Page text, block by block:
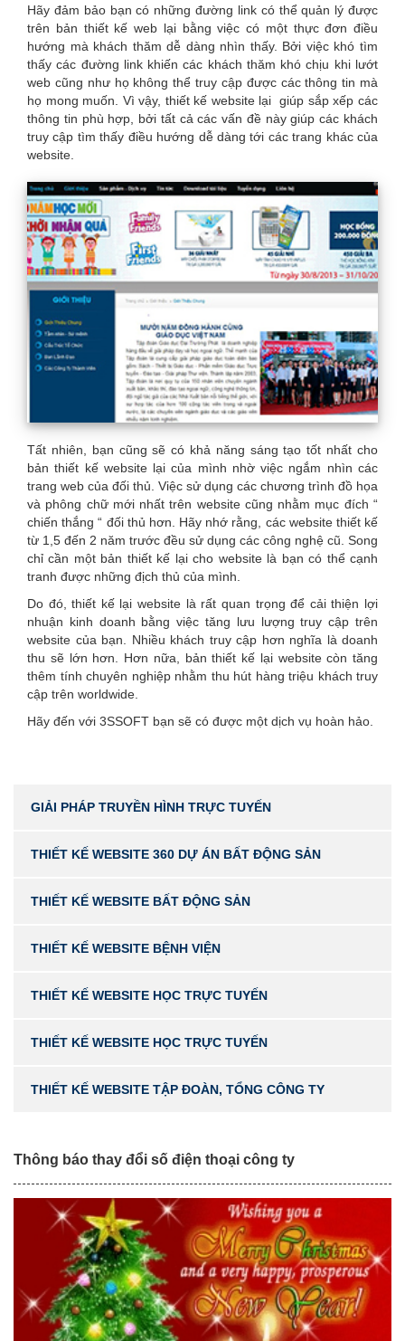
Hãy đảm bảo bạn có những đường link có thể quản lý được
trên bản thiết kế web lại bằng việc có một thực đơn điều
hướng mà khách thăm dễ dàng nhìn thấy. Bởi việc khó tìm
thấy các đường link khiến các khách thăm khó chịu khi lướt
web cũng như họ không thể truy cập được các thông tin mà
họ mong muốn. Vì vậy, thiết kế website lại giúp sắp xếp các
thông tin phù hợp, bởi tất cả các vấn đề này giúp các khách
truy cập tìm thấy điều hướng dễ dàng tới các trang khác của
website.
Tất nhiên, bạn cũng sẽ có khả năng sáng tạo tốt nhất cho
bản thiết kế website lại của mình nhờ việc ngắm nhìn các
trang web của đối thủ. Việc sử dụng các chương trình đồ họa
và phông chữ mới nhất trên website cũng nhằm mục đích “
chiến thắng “ đối thủ hơn. Hãy nhớ rằng, các website thiết kế
từ 1,5 đến 2 năm trước đều sử dụng các công nghệ cũ. Song
chỉ cần một bản thiết kế lại cho website là bạn có thể cạnh
tranh được những địch thủ của mình.
Do đó, thiết kế lại website là rất quan trọng để cải thiện lợi
nhuận kinh doanh bằng việc tăng lưu lượng truy cập trên
website của bạn. Nhiều khách truy cập hơn nghĩa là doanh
thu sẽ lớn hơn. Hơn nữa, bản thiết kế lại website còn tăng
thêm tính chuyên nghiệp nhằm thu hút hàng triệu khách truy
cập trên worldwide.
Hãy đến với 3SSOFT bạn sẽ có được một dịch vụ hoàn hảo.
GIẢI PHÁP TRUYỀN HÌNH TRỰC TUYẾN
THIẾT KẾ WEBSITE 360 DỰ ÁN BẤT ĐỘNG SẢN
THIẾT KẾ WEBSITE BẤT ĐỘNG SẢN
THIẾT KẾ WEBSITE BỆNH VIỆN
THIẾT KẾ WEBSITE HỌC TRỰC TUYẾN
THIẾT KẾ WEBSITE HỌC TRỰC TUYẾN
THIẾT KẾ WEBSITE TẬP ĐOÀN, TỔNG CÔNG TY
Thông báo thay đổi số điện thoại công ty